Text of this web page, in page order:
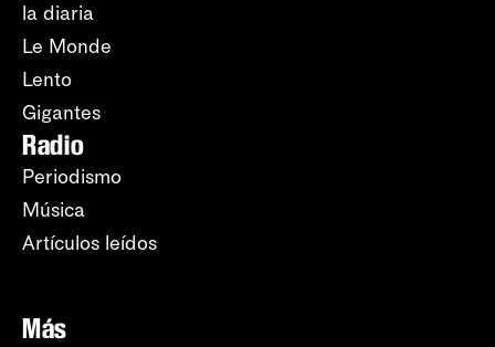
la diaria
Le Monde
Lento
Gigantes
Radio
Periodismo
Música
Artículos leídos
Más